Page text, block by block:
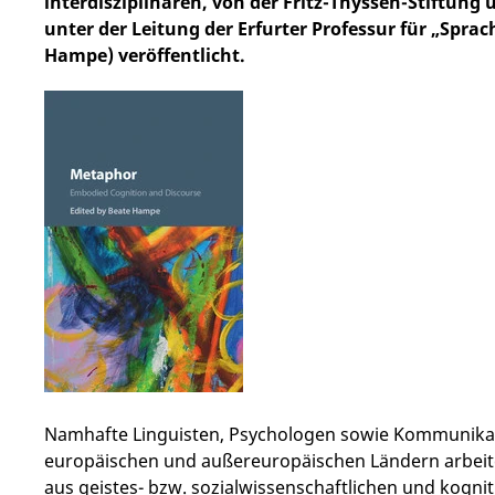
unter der Leitung der Erfurter Professur für
Hampe) veröffentlicht.
Namhafte Linguisten, Psychologen sowie
europäischen und außereuropäischen Ländern
aus geistes- bzw. sozialwissenschaftlichen und